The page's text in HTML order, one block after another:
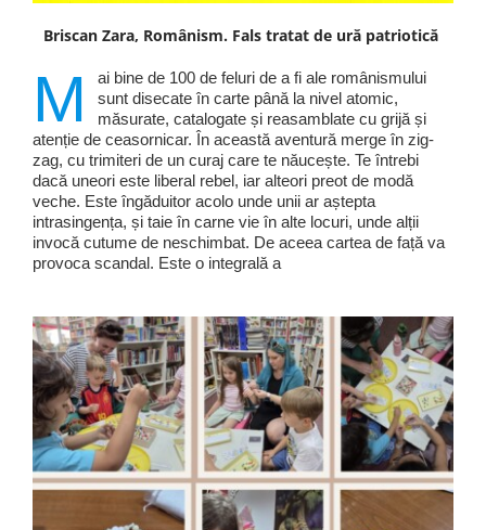
Briscan Zara, Românism. Fals tratat de ură patriotică
M
ai bine de 100 de feluri de a fi ale românismului
sunt disecate în carte până la nivel atomic,
măsurate, catalogate și reasamblate cu grijă și
atenție de ceasornicar. În această aventură merge în zig-
zag, cu trimiteri de un curaj care te năucește. Te întrebi
dacă uneori este liberal rebel, iar alteori preot de modă
veche. Este îngăduitor acolo unde unii ar aștepta
intrasingența, și taie în carne vie în alte locuri, unde alții
invocă cutume de neschimbat. De aceea cartea de față va
provoca scandal. Este o integrală a